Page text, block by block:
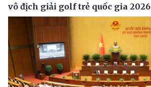
vô địch giải golf trẻ quốc gia 2026